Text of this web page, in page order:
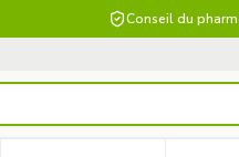
Conseil du